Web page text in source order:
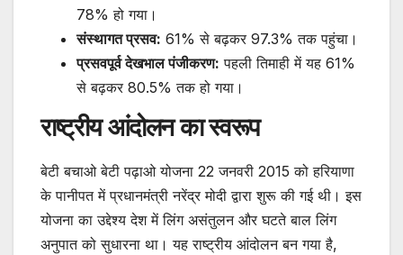
78% हो गया।
संस्थागत प्रसव: 61% से बढ़कर 97.3% तक पहुंचा।
प्रसवपूर्व देखभाल पंजीकरण: पहली तिमाही में यह 61%
से बढ़कर 80.5% तक हो गया।
राष्ट्रीय आंदोलन का स्वरूप
बेटी बचाओ बेटी पढ़ाओ योजना 22 जनवरी 2015 को हरियाणा
के पानीपत में प्रधानमंत्री नरेंद्र मोदी द्वारा शुरू की गई थी। इस
योजना का उद्देश्य देश में लिंग असंतुलन और घटते बाल लिंग
अनुपात को सुधारना था। यह राष्ट्रीय आंदोलन बन गया है,